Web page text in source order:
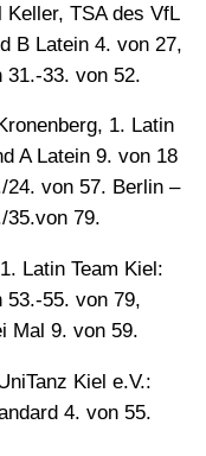
TSA des VfL
B Latein 4. von 27,
31.-33. von 52.
1. Latin
A Latein 9. von 18
24. von 57. Berlin –
35.von 79.
Latin Team Kiel:
53.-55. von 79,
Mal 9. von 59.
Kiel e.V.:
4. von 55.